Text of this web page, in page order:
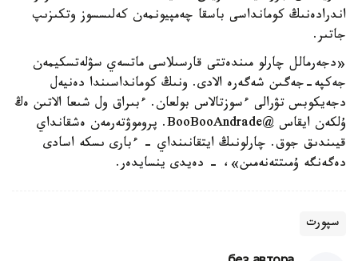
اندرادەنىڭ كومانداسى باسقا چەمپيونمەن كەلىسسوز وتكىزىپ
جاتىر.
«دجەرمالل چارلو مىندەتتى قارسىلاسى ماتسەي سۋلەتسكيمەن
جەكپە-جەگىن شەگەرە الادى. ونىڭ كومانداسىندا دەنيەل
دجەيكوبس تۋرالى ءسوزتالاس بولعان. ءبىراق ول شىعا الاتىن ەڭ
ۇلكەن ايقاس @BooBooAndrade. پروموۋتەرمەن ەشقانداي
قيىندىق جوق. چارلونىڭ ايتقانىنداي - ءبارى ىسكە اسادى
دەگەنگە ۇمىتتەنەمىن»، - دەيدى ينسايدەر.
سپورت